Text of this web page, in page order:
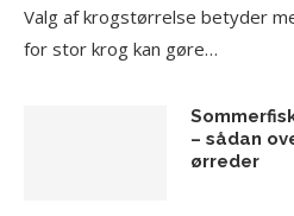
Valg af krogstørrelse betyder
for stor krog kan gøre…
– sådan
ørreder